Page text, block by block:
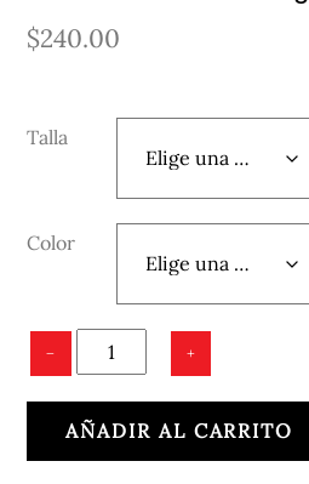
$240.00
Talla
Color
−
PLAYERAS
New
Swag
cantidad
+
AÑADIR AL CARRITO